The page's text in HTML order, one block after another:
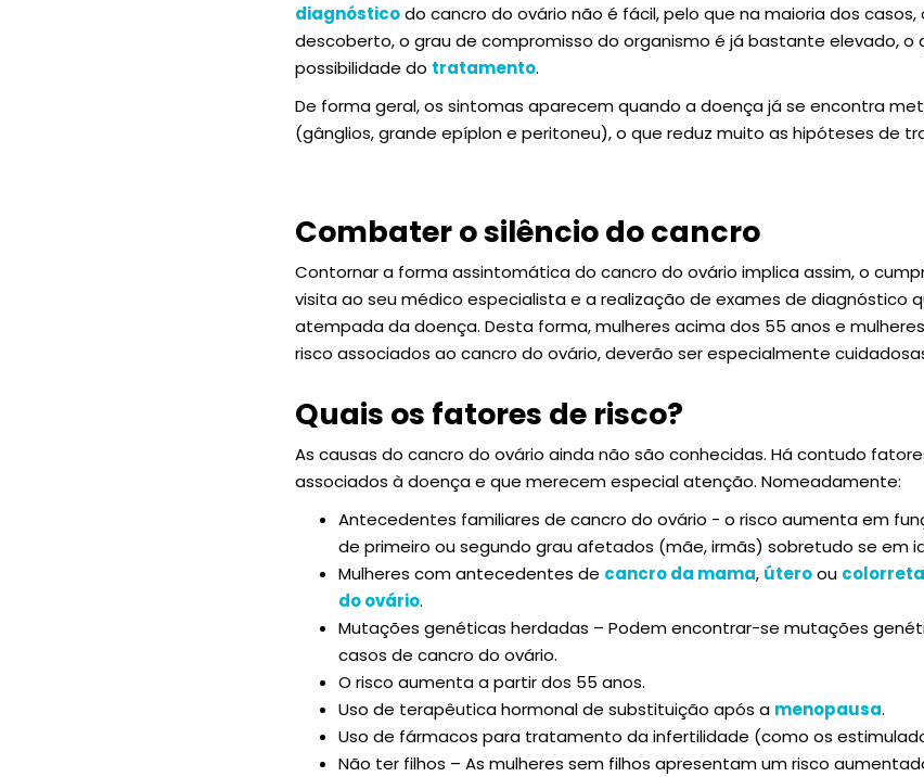
diagnósticodo cancro do ovário não é fácil, pelo que na maioria dos
descoberto, o grau de compromisso do organismo é já bastante elevado, o
possibilidade do tratamento.
De forma geral, os sintomas aparecem quando a doença já se encontra
(gânglios, grande epíplon e peritoneu), o que reduz muito as hipóteses de
Combater o silêncio do cancro
Contornar a forma assintomática do cancro do ovário implica assim, o
visita ao seu médico especialista e a realização de exames de diagnóstico
atempada da doença. Desta forma, mulheres acima dos 55 anos e
risco associados ao cancro do ovário, deverão ser especialmente
Quais os fatores de risco?
As causas do cancro do ovário ainda não são conhecidas. Há contudo
associados à doença e que merecem especial atenção. Nomeadamente:
Antecedentes familiares de cancro do ovário - o risco aumenta em
de primeiro ou segundo grau afetados (mãe, irmãs) sobretudo se em
Mulheres com antecedentes de cancro da mama, úteroou
do ovário.
Mutações genéticas herdadas – Podem encontrar-se mutações
casos de cancro do ovário.
O risco aumenta a partir dos 55 anos.
Uso de terapêutica hormonal de substituição após a menopausa.
Uso de fármacos para tratamento da infertilidade (como os
Não ter filhos – As mulheres sem filhos apresentam um risco